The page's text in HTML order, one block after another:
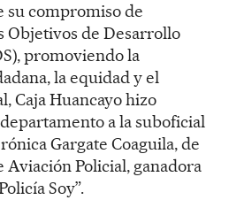
su compromiso de
Objetivos de Desarrollo
promoviendo la
la equidad y el
Caja Huancayo hizo
a la suboficial
Gargate Coaguila, de
Aviación Policial, ganadora
Soy”.